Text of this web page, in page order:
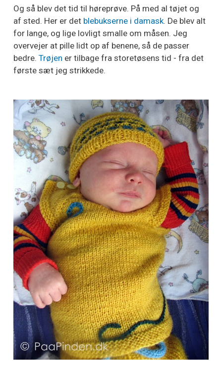
Og så blev det tid til høreprøve. På med al tøjet og
af sted. Her er det blebukserne i damask. De blev alt
for lange, og lige lovligt smalle om måsen. Jeg
overvejer at pille lidt op af benene, så de passer
bedre. Trøjen er tilbage fra storetøsens tid - fra det
første sæt jeg strikkede.